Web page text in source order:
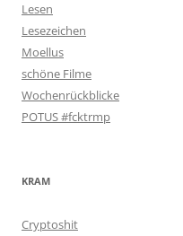
Lesen
Lesezeichen
Moellus
schöne Filme
Wochenrückblicke
POTUS #fcktrmp
KRAM
Cryptoshit